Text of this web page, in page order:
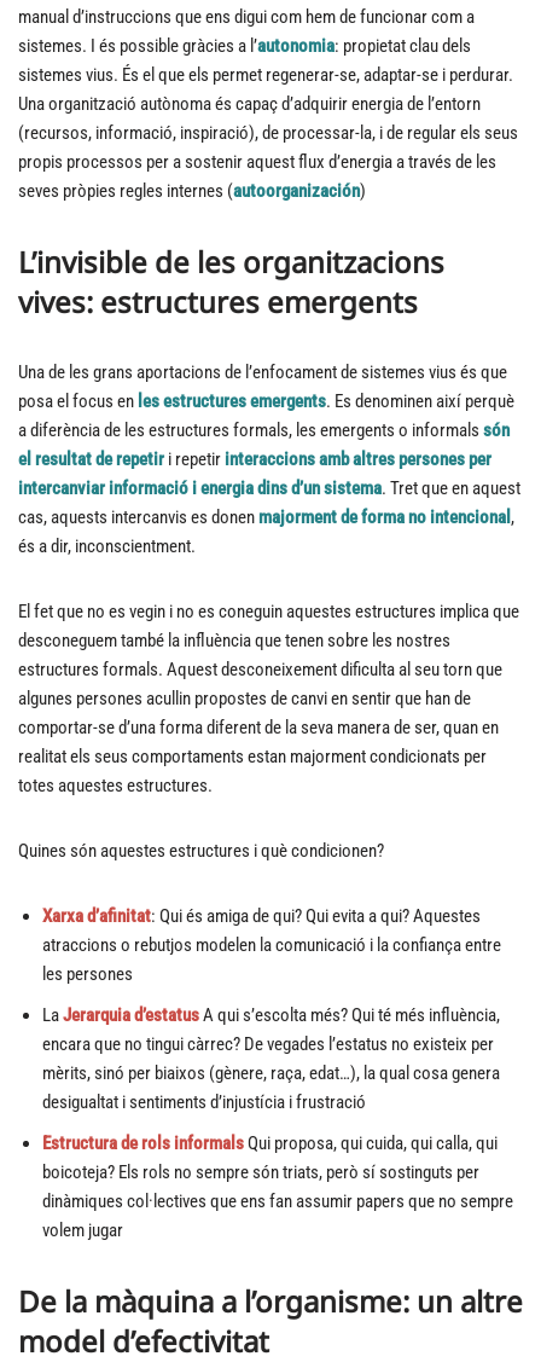
manual d’instruccions que ens digui com hem de funcionar com a
sistemes. I és possible gràcies a l’autonomia: propietat clau dels
sistemes vius. És el que els permet regenerar-se, adaptar-se i perdurar.
Una organització autònoma és capaç d’adquirir energia de l’entorn
(recursos, informació, inspiració), de processar-la, i de regular els seus
propis processos per a sostenir aquest flux d’energia a través de les
seves pròpies regles internes (autoorganización)
L’invisible de les organitzacions
vives: estructures emergents
Una de les grans aportacions de l’enfocament de sistemes vius és que
posa el focus en les estructures emergents. Es denominen així perquè
a diferència de les estructures formals, les emergents o informals són
el resultat de repetir i repetir interaccions amb altres persones per
intercanviar informació i energia dins d’un sistema. Tret que en aquest
cas, aquests intercanvis es donenmajorment de forma no intencional ,
és a dir, inconscientment.
El fet que no es vegin i no es coneguin aquestes estructures implica que
desconeguem també la influència que tenen sobre les nostres
estructures formals. Aquest desconeixement dificulta al seu torn que
algunes persones acullin propostes de canvi en sentir que han de
comportar-se d’una forma diferent de la seva manera de ser, quan en
realitat els seus comportaments estan majorment condicionats per
totes aquestes estructures.
Quines són aquestes estructures i què condicionen?
Xarxa d’afinitat: Qui és amiga de qui? Qui evita a qui? Aquestes
atraccions o rebutjos modelen la comunicació i la confiança entre
les persones
LaJerarquia d’estatusA qui s’escolta més? Qui té més influència,
encara que no tingui càrrec? De vegades l’estatus no existeix per
mèrits, sinó per biaixos (gènere, raça, edat…), la qual cosa genera
desigualtat i sentiments d’injustícia i frustració
Estructura de rols informalsQui proposa, qui cuida, qui calla, qui
boicoteja? Els rols no sempre són triats, però sí sostinguts per
dinàmiques col·lectives que ens fan assumir papers que no sempre
volem jugar
De la màquina a l’organisme: un altre
model d’efectivitat